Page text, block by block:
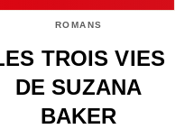
ROMANS
TROIS VIES
DE SUZANA
BAKER